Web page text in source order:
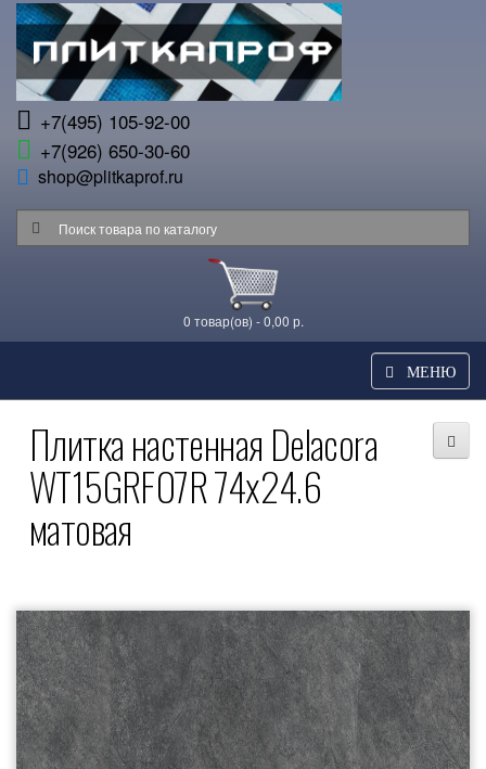
+7(495) 105-92-00
+7(926) 650-30-60
shop@plitkaprof.ru
0 товар(ов) - 0,00 р.
МЕНЮ
Плитка настенная Delacora
WT15GRF07R 74x24.6
матовая